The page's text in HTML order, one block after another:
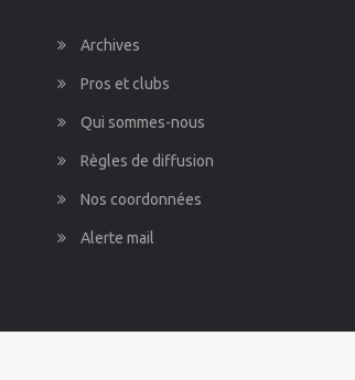
Archives
Pros et clubs
Qui sommes-nous
Règles de diffusion
Nos coordonnées
Alerte mail